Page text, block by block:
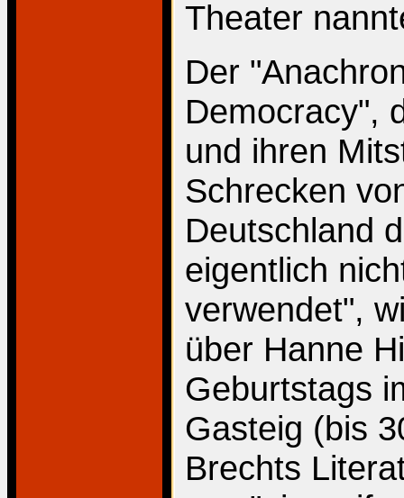
Theater
Der
Democracy",
und ihren
Schrecken
Deutschland
eigentlich
verwendet",
über Hanne
Geburtstags
Gasteig (bis
Brechts